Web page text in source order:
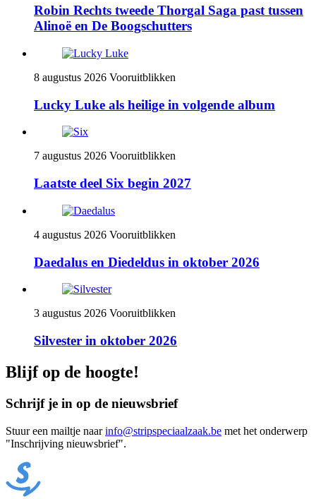
Robin Rechts tweede Thorgal Saga past tussen
Alinoë en De Boogschutters
8 augustus 2026 Vooruitblikken
Lucky Luke als heilige in volgende album
7 augustus 2026 Vooruitblikken
Laatste deel Six begin 2027
4 augustus 2026 Vooruitblikken
Daedalus en Diedeldus in oktober 2026
3 augustus 2026 Vooruitblikken
Silvester in oktober 2026
Blijf op de hoogte!
Schrijf je in op de nieuwsbrief
Stuur een mailtje naarinfo@stripspeciaalzaak.be met het onderwerp
"Inschrijving nieuwsbrief".